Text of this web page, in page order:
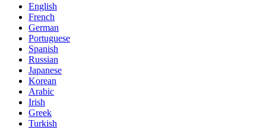
English
French
German
Portuguese
Spanish
Russian
Japanese
Korean
Arabic
Irish
Greek
Turkish